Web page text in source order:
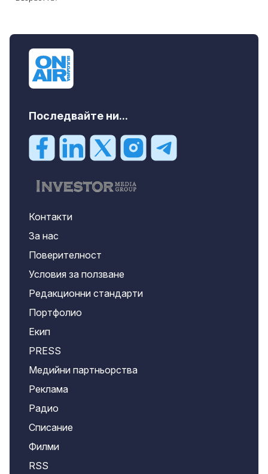
Последвайте ни...
Контакти
За нас
Поверителност
Условия за ползване
Редакционни стандарти
Портфолио
Екип
PRESS
Медийни партньорства
Реклама
Радио
Списание
Филми
RSS